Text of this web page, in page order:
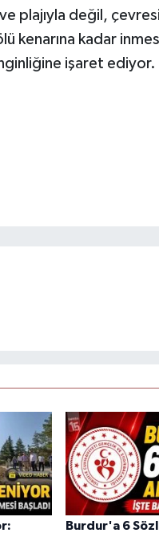
plajıyla değil,
kenarına kadar
işaret ediyor.
Burdur'a 6